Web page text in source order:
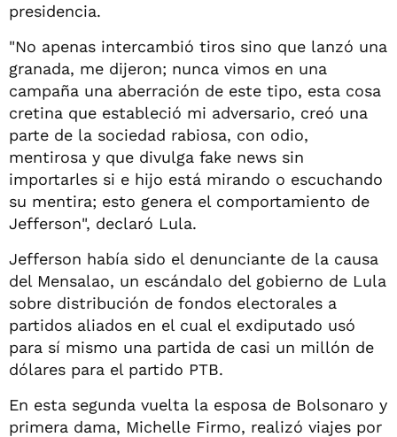
presidencia.
"No apenas intercambió tiros sino que lanzó una
granada, me dijeron; nunca vimos en una
campaña una aberración de este tipo, esta cosa
cretina que estableció mi adversario, creó una
parte de la sociedad rabiosa, con odio,
mentirosa y que divulga fake news sin
importarles si e hijo está mirando o escuchando
su mentira; esto genera el comportamiento de
Jefferson", declaró Lula.
Jefferson había sido el denunciante de la causa
del Mensalao, un escándalo del gobierno de Lula
sobre distribución de fondos electorales a
partidos aliados en el cual el exdiputado usó
para sí mismo una partida de casi un millón de
dólares para el partido PTB.
En esta segunda vuelta la esposa de Bolsonaro y
primera dama, Michelle Firmo, realizó viajes por